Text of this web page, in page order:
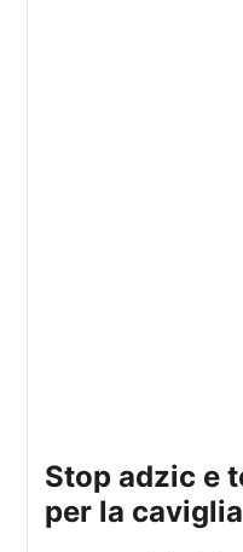
stop adzic e tempi di recupero
per la caviglia